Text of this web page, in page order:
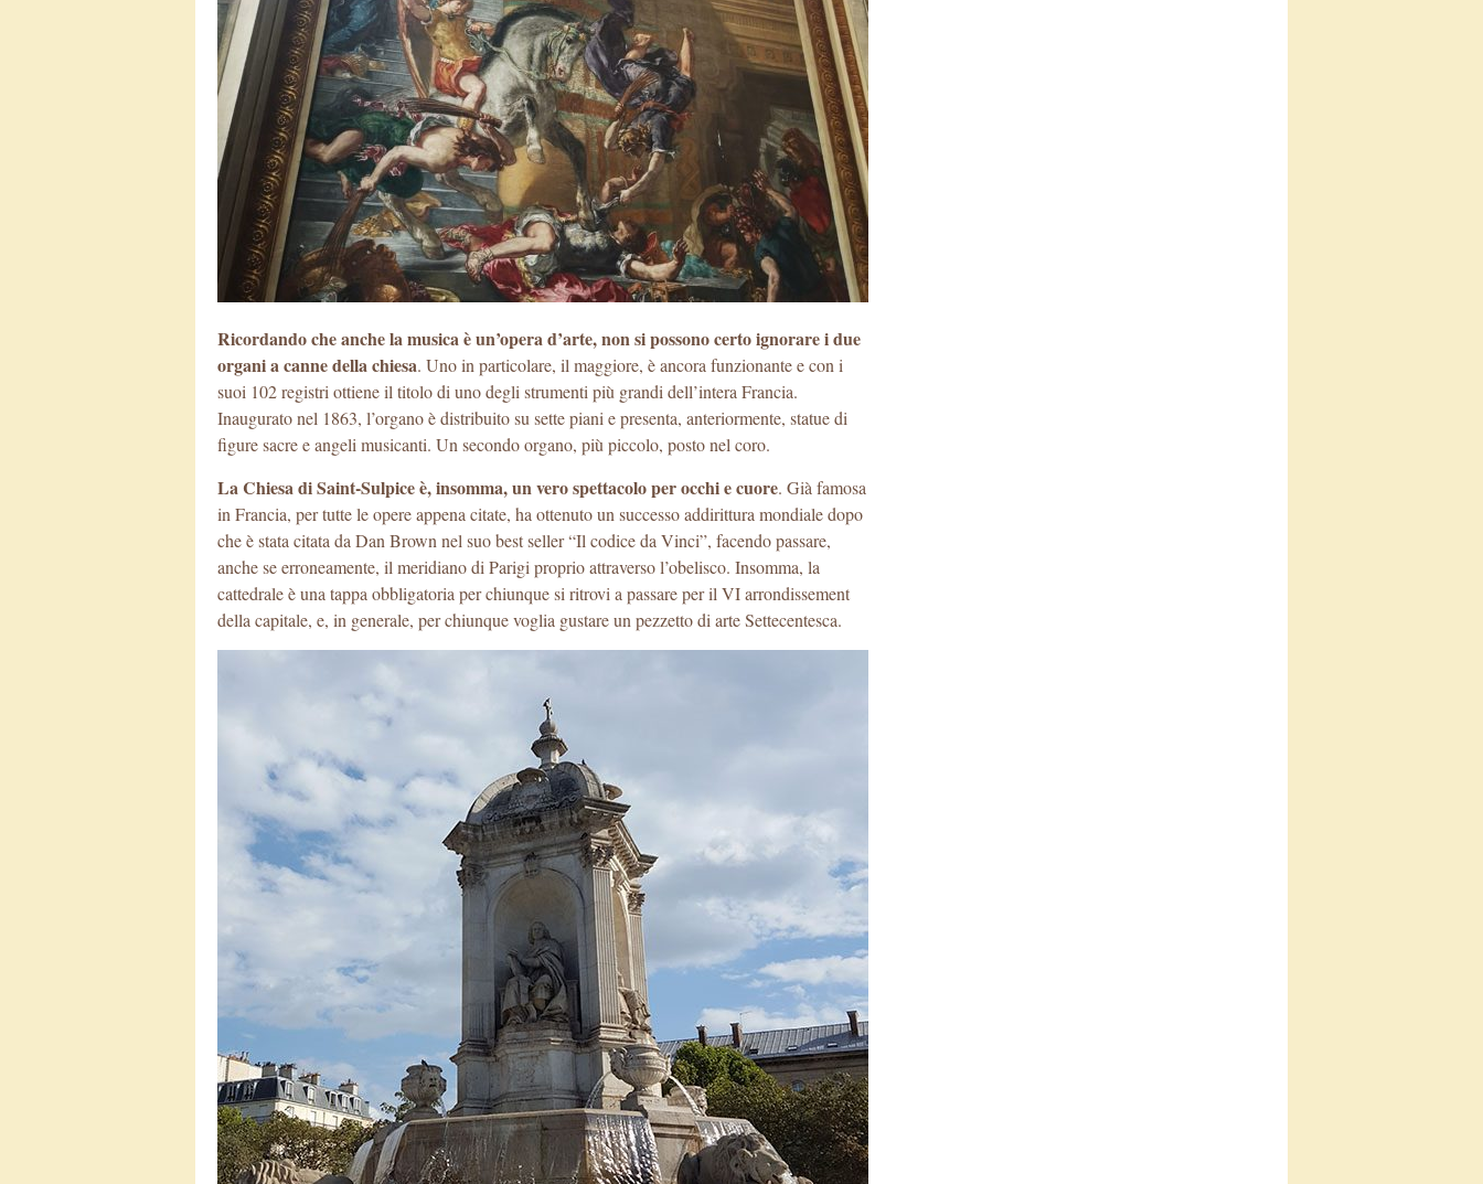
Ricordando che anche la musica è un’opera d’arte, non si possono certo ignorare i due
organi a canne della chiesa. Uno in particolare, il maggiore, è ancora funzionante e con i
suoi 102 registri ottiene il titolo di uno degli strumenti più grandi dell’intera Francia.
Inaugurato nel 1863, l’organo è distribuito su sette piani e presenta, anteriormente, statue di
figure sacre e angeli musicanti. Un secondo organo, più piccolo, posto nel coro.
La Chiesa di Saint-Sulpice è, insomma, un vero spettacolo per occhi e cuore. Già famosa
in Francia, per tutte le opere appena citate, ha ottenuto un successo addirittura mondiale dopo
che è stata citata da Dan Brown nel suo best seller “Il codice da Vinci”, facendo passare,
anche se erroneamente, il meridiano di Parigi proprio attraverso l’obelisco. Insomma, la
cattedrale è una tappa obbligatoria per chiunque si ritrovi a passare per il VI arrondissement
della capitale, e, in generale, per chiunque voglia gustare un pezzetto di arte Settecentesca.